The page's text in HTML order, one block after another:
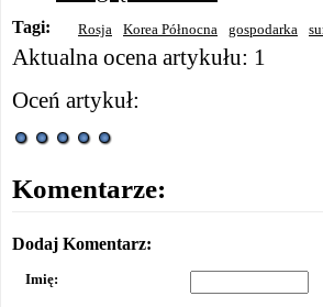
Tagi: Rosja Korea Północna gospodarka
Aktualna ocena artykułu: 1
Oceń artykuł:
Komentarze:
Dodaj Komentarz:
Imię: